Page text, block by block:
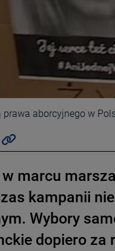
prawa aborcyjnego w
marcu
kampanii
Wybory
dopiero za